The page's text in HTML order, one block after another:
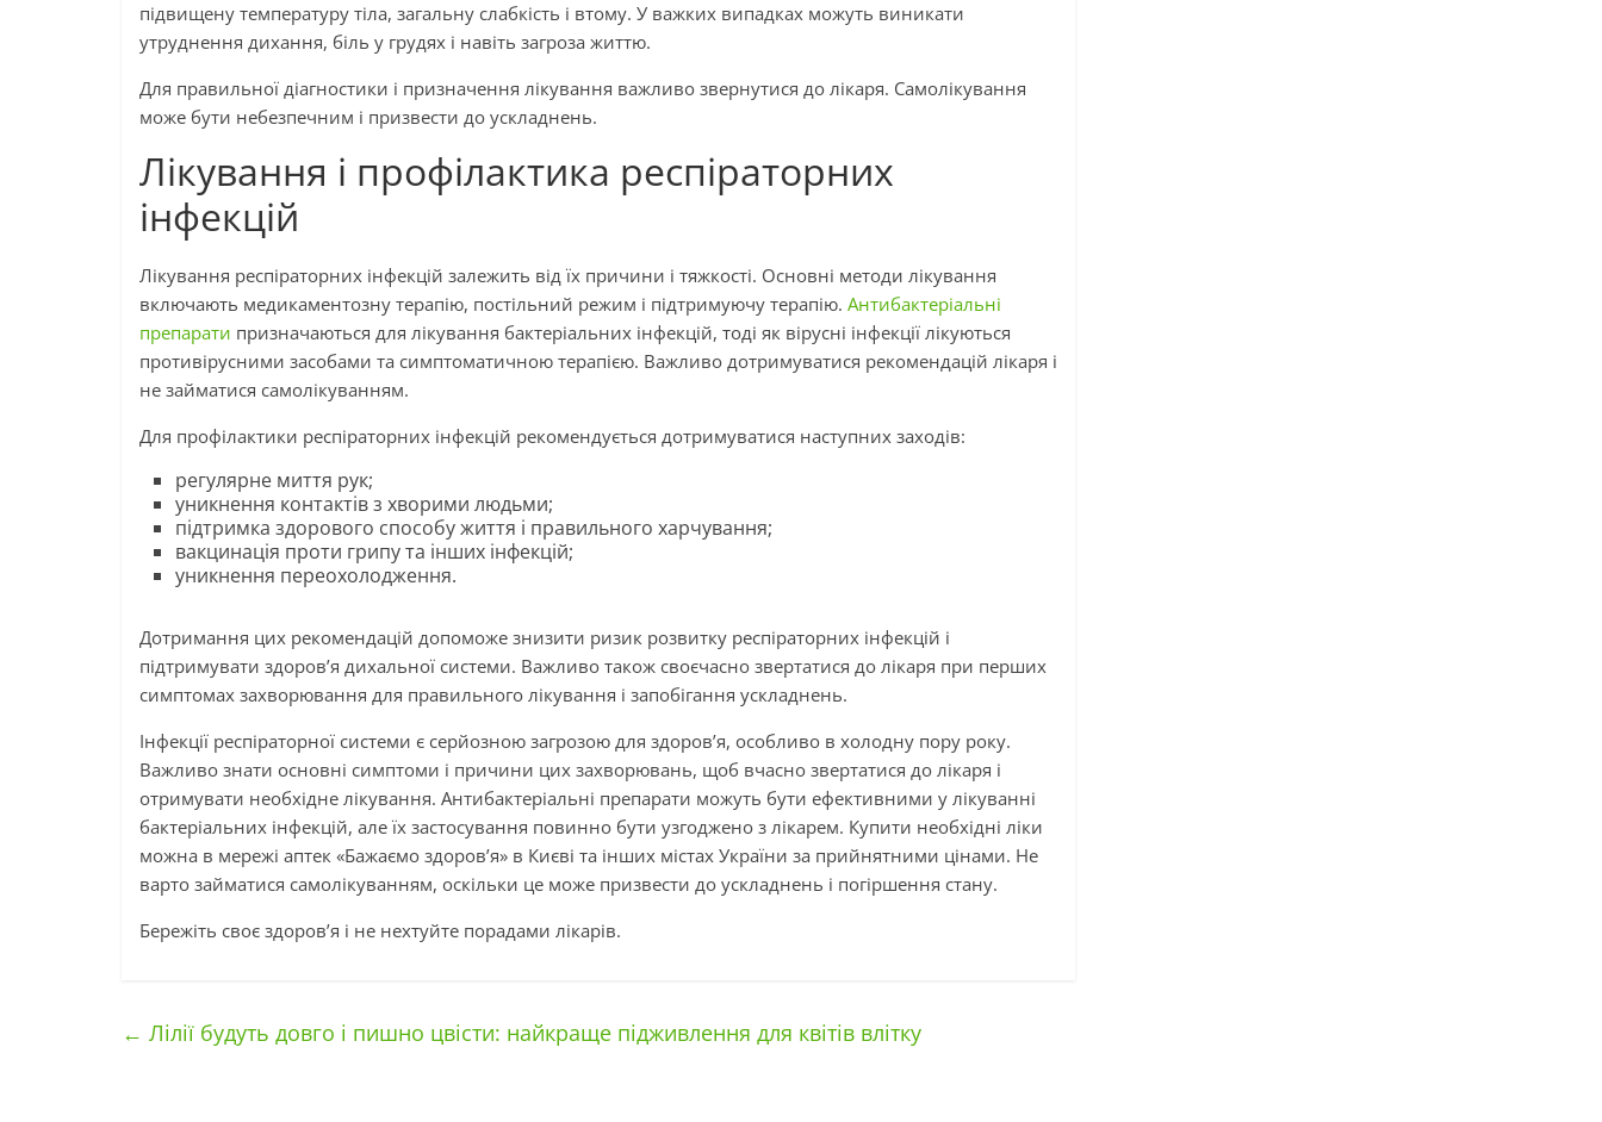
підвищену температуру тіла, загальну слабкість і втому. У важких випадках можуть виникати
утруднення дихання, біль у грудях і навіть загроза життю.
Для правильної діагностики і призначення лікування важливо звернутися до лікаря. Самолікування
може бути небезпечним і призвести до ускладнень.
Лікування і профілактика респіраторних
інфекцій
Лікування респіраторних інфекцій залежить від їх причини і тяжкості. Основні методи лікування
включають медикаментозну терапію, постільний режим і підтримуючу терапію. Антибактеріальні
препарати призначаються для лікування бактеріальних інфекцій, тоді як вірусні інфекції лікуються
противірусними засобами та симптоматичною терапією. Важливо дотримуватися рекомендацій лікаря і
не займатися самолікуванням.
Для профілактики респіраторних інфекцій рекомендується дотримуватися наступних заходів:
регулярне миття рук;
уникнення контактів з хворими людьми;
підтримка здорового способу життя і правильного харчування;
вакцинація проти грипу та інших інфекцій;
уникнення переохолодження.
Дотримання цих рекомендацій допоможе знизити ризик розвитку респіраторних інфекцій і
підтримувати здоров’я дихальної системи. Важливо також своєчасно звертатися до лікаря при перших
симптомах захворювання для правильного лікування і запобігання ускладнень.
Інфекції респіраторної системи є серйозною загрозою для здоров’я, особливо в холодну пору року.
Важливо знати основні симптоми і причини цих захворювань, щоб вчасно звертатися до лікаря і
отримувати необхідне лікування. Антибактеріальні препарати можуть бути ефективними у лікуванні
бактеріальних інфекцій, але їх застосування повинно бути узгоджено з лікарем. Купити необхідні ліки
можна в мережі аптек «Бажаємо здоров’я» в Києві та інших містах України за прийнятними цінами. Не
варто займатися самолікуванням, оскільки це може призвести до ускладнень і погіршення стану.
Бережіть своє здоров’я і не нехтуйте порадами лікарів.
← Лілії будуть довго і пишно цвісти: найкраще підживлення для квітів влітку